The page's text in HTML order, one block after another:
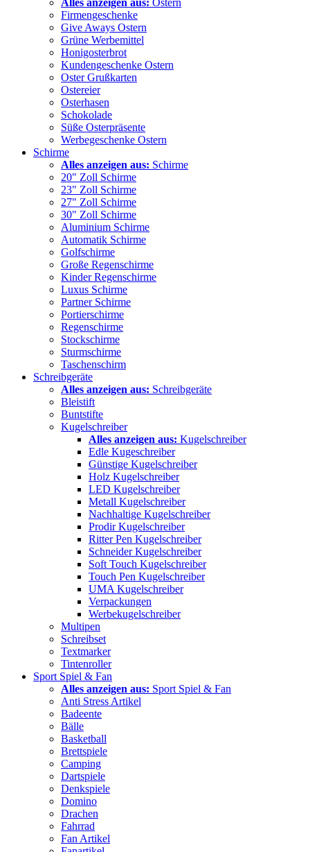
Alles anzeigen aus: Ostern
Firmengeschenke
Give Aways Ostern
Grüne Werbemittel
Honigosterbrot
Kundengeschenke Ostern
Oster Grußkarten
Ostereier
Osterhasen
Schokolade
Süße Osterpräsente
Werbegeschenke Ostern
Schirme
Alles anzeigen aus: Schirme
20" Zoll Schirme
23" Zoll Schirme
27" Zoll Schirme
30" Zoll Schirme
Aluminium Schirme
Automatik Schirme
Golfschirme
Große Regenschirme
Kinder Regenschirme
Luxus Schirme
Partner Schirme
Portierschirme
Regenschirme
Stockschirme
Sturmschirme
Taschenschirm
Schreibgeräte
Alles anzeigen aus: Schreibgeräte
Bleistift
Buntstifte
Kugelschreiber
Alles anzeigen aus: Kugelschreiber
Edle Kugeschreiber
Günstige Kugelschreiber
Holz Kugelschreiber
LED Kugelschreiber
Metall Kugelschreiber
Nachhaltige Kugelschreiber
Prodir Kugelschreiber
Ritter Pen Kugelschreiber
Schneider Kugelschreiber
Soft Touch Kugelschreiber
Touch Pen Kugelschreiber
UMA Kugelschreiber
Verpackungen
Werbekugelschreiber
Multipen
Schreibset
Textmarker
Tintenroller
Sport Spiel & Fan
Alles anzeigen aus: Sport Spiel & Fan
Anti Stress Artikel
Badeente
Bälle
Basketball
Brettspiele
Camping
Dartspiele
Denkspiele
Domino
Drachen
Fahrrad
Fan Artikel